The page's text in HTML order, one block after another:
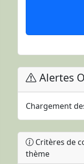
Alertes
Chargement
Critères de
thème